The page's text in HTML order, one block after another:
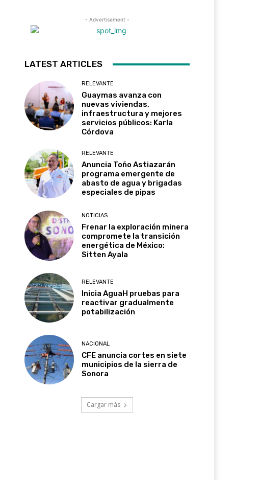
- Advertisement -
LATEST ARTICLES
RELEVANTE
Guaymas avanza con
nuevas viviendas,
infraestructura y mejores
servicios públicos: Karla
Córdova
RELEVANTE
Anuncia Toño Astiazarán
programa emergente de
abasto de agua y brigadas
especiales de pipas
NOTICIAS
Frenar la exploración minera
compromete la transición
energética de México:
Sitten Ayala
RELEVANTE
Inicia AguaH pruebas para
reactivar gradualmente
potabilización
NACIONAL
CFE anuncia cortes en siete
municipios de la sierra de
Sonora
Cargar más